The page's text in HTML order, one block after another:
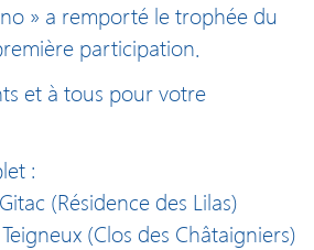
» a remporté le trophée du
participation.
et à tous pour votre
:
(Résidence des Lilas)
(Clos des Châtaigniers)